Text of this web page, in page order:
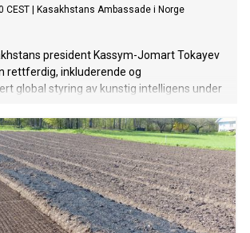
CEST
Kasakhstans Ambassade i Norge
president Kassym-Jomart Tokayev
rettferdig, inkluderende og
global styring av kunstig intelligens under
17. juli. Han oppfordret til styrket
og lanserte nye initiativer for å
og reguleringen av kunstig intelligens
samhandling.